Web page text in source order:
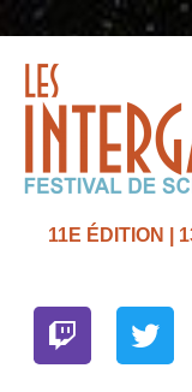
11E ÉDITION |